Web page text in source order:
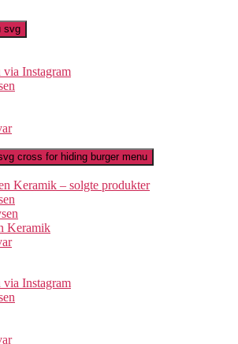
via Instagram
Keramik – solgte produkter
Keramik
via Instagram